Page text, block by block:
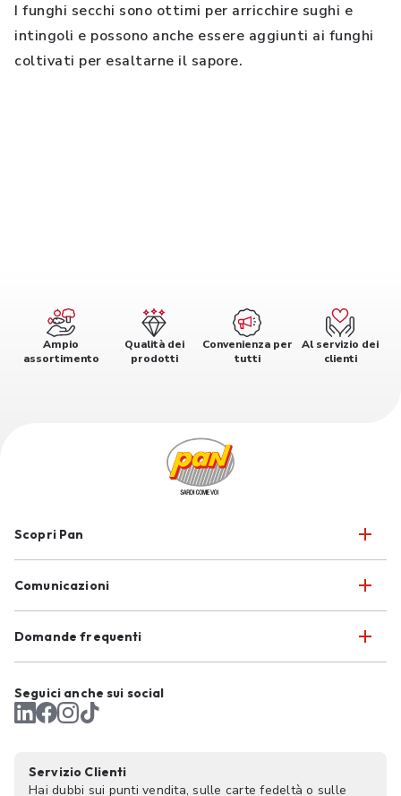
I funghi secchi sono ottimi per arricchire sughi e
intingoli e possono anche essere aggiunti ai funghi
coltivati per esaltarne il sapore.
Ampio
assortimento
Qualità dei
prodotti
Convenienza per
tutti
Al servizio dei
clienti
Scopri Pan
Comunicazioni
Domande frequenti
Seguici anche sui social
Servizio Clienti
Hai dubbi sui punti vendita, sulle carte fedeltà o sulle